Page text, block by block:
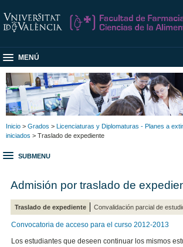
MENÚ
Inicio > Grados > Licenciaturas y Diplomaturas - Planes a
iniciados > Traslado de expediente
SUBMENU
Admisión por traslado de
Traslado de expediente Convalidación parcial de
Convocatoria de acceso para el curso 2012-2013
Los estudiantes que deseen continuar los mismos